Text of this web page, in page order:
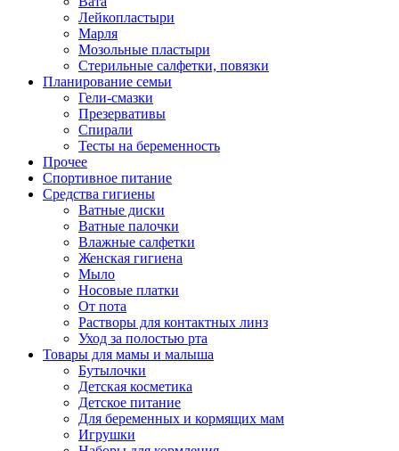
Лейкопластыри
Марля
Мозольные пластыри
Стерильные салфетки, повязки
Планирование семьи
Гели-смазки
Презервативы
Спирали
Тесты на беременность
Прочее
Спортивное питание
Средства гигиены
Ватные диски
Ватные палочки
Влажные салфетки
Женская гигиена
Мыло
Носовые платки
От пота
Растворы для контактных линз
Уход за полостью рта
Товары для мамы и малыша
Бутылочки
Детская косметика
Детское питание
Для беременных и кормящих мам
Игрушки